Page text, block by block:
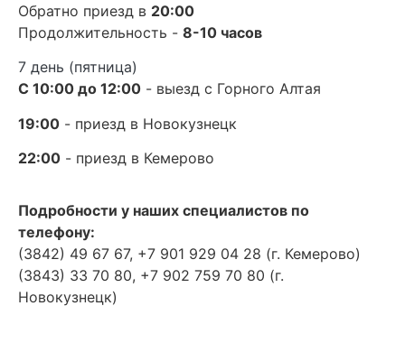
Обратно приезд в 20:00
Продолжительность - 8-10 часов
7 день (пятница)
С 10:00 до 12:00 - выезд с Горного Алтая
19:00 - приезд в Новокузнецк
22:00 - приезд в Кемерово
Подробности у наших специалистов по
телефону:
(3842) 49 67 67, +7 901 929 04 28 (г. Кемерово)
(3843) 33 70 80, +7 902 759 70 80 (г.
Новокузнецк)